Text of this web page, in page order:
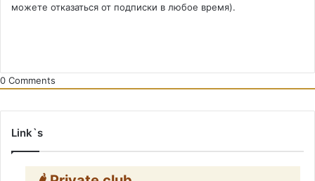
можете отказаться от подписки в любое время).
0 Comments
Link`s